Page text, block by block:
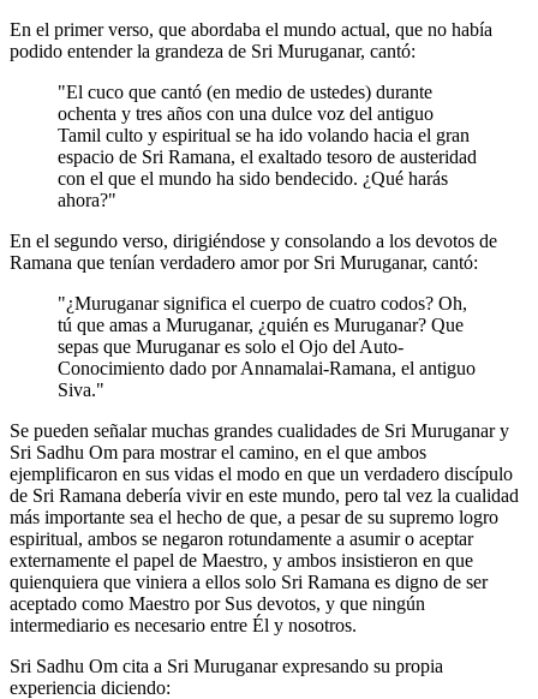
En el primer verso, que abordaba el mundo actual, que no había
podido entender la grandeza de Sri Muruganar, cantó:
"El cuco que cantó (en medio de ustedes) durante
ochenta y tres años con una dulce voz del antiguo
Tamil culto y espiritual se ha ido volando hacia el gran
espacio de Sri Ramana, el exaltado tesoro de austeridad
con el que el mundo ha sido bendecido. ¿Qué harás
ahora?"
En el segundo verso, dirigiéndose y consolando a los devotos de
Ramana que tenían verdadero amor por Sri Muruganar, cantó:
"¿Muruganar significa el cuerpo de cuatro codos? Oh,
tú que amas a Muruganar, ¿quién es Muruganar? Que
sepas que Muruganar es solo el Ojo del Auto-
Conocimiento dado por Annamalai-Ramana, el antiguo
Siva."
Se pueden señalar muchas grandes cualidades de Sri Muruganar y
Sri Sadhu Om para mostrar el camino, en el que ambos
ejemplificaron en sus vidas el modo en que un verdadero discípulo
de Sri Ramana debería vivir en este mundo, pero tal vez la cualidad
más importante sea el hecho de que, a pesar de su supremo logro
espiritual, ambos se negaron rotundamente a asumir o aceptar
externamente el papel de Maestro, y ambos insistieron en que
quienquiera que viniera a ellos solo Sri Ramana es digno de ser
aceptado como Maestro por Sus devotos, y que ningún
intermediario es necesario entre Él y nosotros.
Sri Sadhu Om cita a Sri Muruganar expresando su propia
experiencia diciendo: